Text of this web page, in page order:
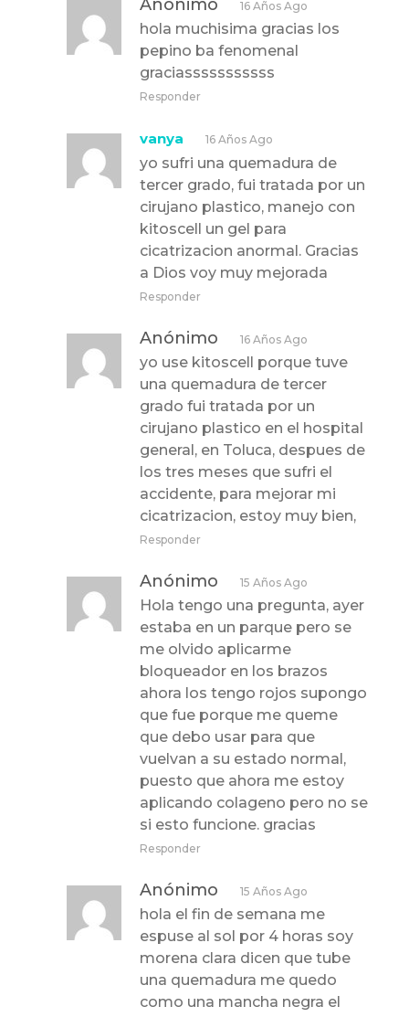
Anónimo 16 Años Ago
hola muchisima gracias los
pepino ba fenomenal
graciasssssssssss
Responder
vanya 16 Años Ago
yo sufri una quemadura de
tercer grado, fui tratada por un
cirujano plastico, manejo con
kitoscell un gel para
cicatrizacion anormal. Gracias
a Dios voy muy mejorada
Responder
Anónimo 16 Años Ago
yo use kitoscell porque tuve
una quemadura de tercer
grado fui tratada por un
cirujano plastico en el hospital
general, en Toluca, despues de
los tres meses que sufri el
accidente, para mejorar mi
cicatrizacion, estoy muy bien,
Responder
Anónimo 15 Años Ago
Hola tengo una pregunta, ayer
estaba en un parque pero se
me olvido aplicarme
bloqueador en los brazos
ahora los tengo rojos supongo
que fue porque me queme
que debo usar para que
vuelvan a su estado normal,
puesto que ahora me estoy
aplicando colageno pero no se
si esto funcione. gracias
Responder
Anónimo 15 Años Ago
hola el fin de semana me
espuse al sol por 4 horas soy
morena clara dicen que tube
una quemadura me quedo
como una mancha negra el